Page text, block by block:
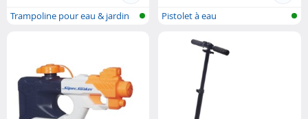
Trampoline pour eau & jardin
Pistolet à eau